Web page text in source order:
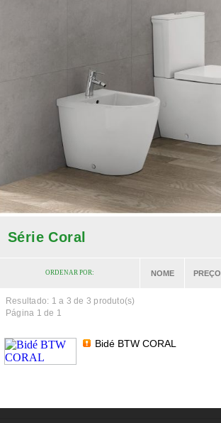
Série Coral
ORDENAR POR: NOME PREÇO
Resultado: 1 a 3 de 3 produto(s)
Página 1 de 1
Bidé BTW CORAL